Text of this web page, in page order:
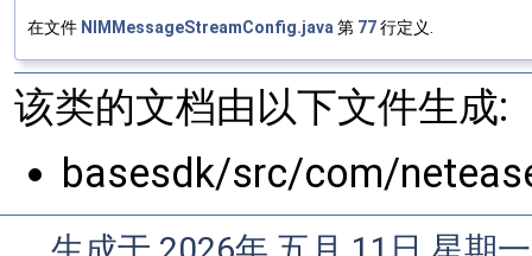
在文件 NIMMessageStreamConfig.java 第 77行定义.
该类的文档由以下文件生成:
basesdk/src/com/